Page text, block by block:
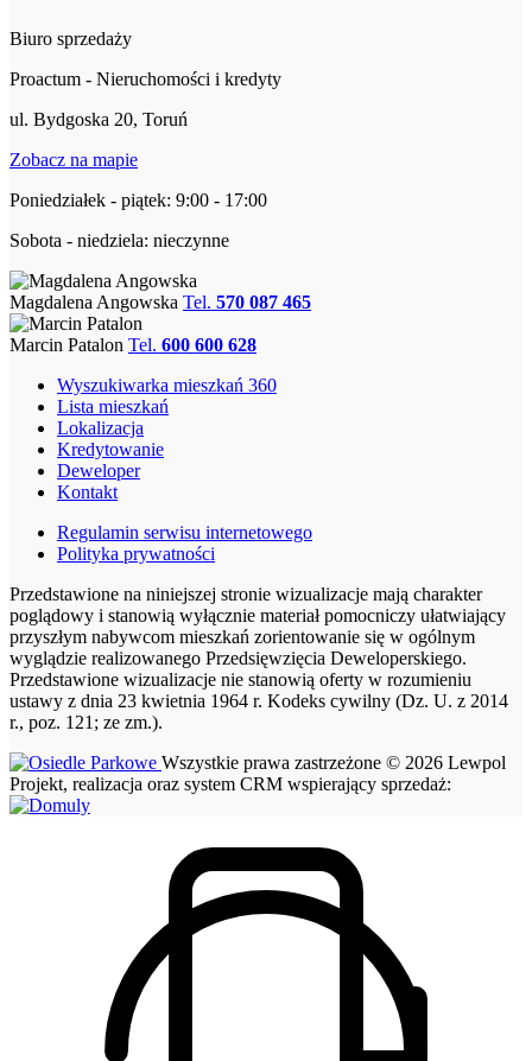
Biuro sprzedaży
Proactum - Nieruchomości i kredyty
ul. Bydgoska 20, Toruń
Zobacz na mapie
Poniedziałek - piątek: 9:00 - 17:00
Sobota - niedziela: nieczynne
Magdalena Angowska Tel. 570 087 465
Marcin Patalon Tel. 600 600 628
Wyszukiwarka mieszkań 360
Lista mieszkań
Lokalizacja
Kredytowanie
Deweloper
Kontakt
Regulamin serwisu internetowego
Polityka prywatności
Przedstawione na niniejszej stronie wizualizacje mają charakter
poglądowy i stanowią wyłącznie materiał pomocniczy ułatwiający
przyszłym nabywcom mieszkań zorientowanie się w ogólnym
wyglądzie realizowanego Przedsięwzięcia Deweloperskiego.
Przedstawione wizualizacje nie stanowią oferty w rozumieniu
ustawy z dnia 23 kwietnia 1964 r. Kodeks cywilny (Dz. U. z 2014
r., poz. 121; ze zm.).
Wszystkie prawa zastrzeżone © 2026 Lewpol
Projekt, realizacja oraz system CRM wspierający sprzedaż: